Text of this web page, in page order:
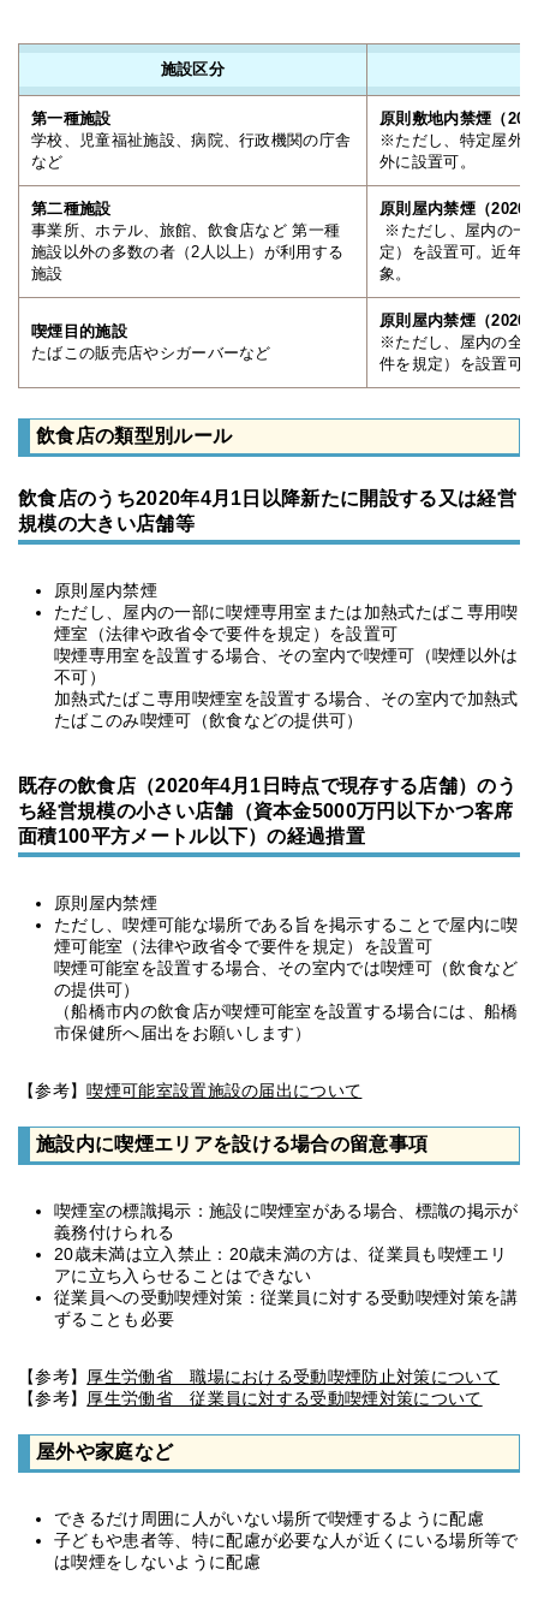
施設区分
第一種施設
学校、児童福祉施設、病院、行政機関の庁舎
など
原則敷地内禁煙（
※ただし、特定屋外
外に設置可。
第二種施設
事業所、ホテル、旅館、飲食店など 第一種
施設以外の多数の者（2人以上）が利用する
施設
原則屋内禁煙（2020
※ただし、屋内の一
定）を設置可。近年
象。
喫煙目的施設
たばこの販売店やシガーバーなど
原則屋内禁煙（2020
※ただし、屋内の全
件を規定）を設置可
飲食店の類型別ルール
飲食店のうち2020年4月1日以降新たに開設する又は経営
規模の大きい店舗等
原則屋内禁煙
ただし、屋内の一部に喫煙専用室または加熱式たばこ専用喫
煙室（法律や政省令で要件を規定）を設置可
喫煙専用室を設置する場合、その室内で喫煙可（喫煙以外は
不可）
加熱式たばこ専用喫煙室を設置する場合、その室内で加熱式
たばこのみ喫煙可（飲食などの提供可）
既存の飲食店（2020年4月1日時点で現存する店舗）のう
ち経営規模の小さい店舗（資本金5000万円以下かつ客席
面積100平方メートル以下）の経過措置
原則屋内禁煙
ただし、喫煙可能な場所である旨を掲示することで屋内に喫
煙可能室（法律や政省令で要件を規定）を設置可
喫煙可能室を設置する場合、その室内では喫煙可（飲食など
の提供可）
（船橋市内の飲食店が喫煙可能室を設置する場合には、船橋
市保健所へ届出をお願いします）
【参考】喫煙可能室設置施設の届出について
施設内に喫煙エリアを設ける場合の留意事項
喫煙室の標識掲示：施設に喫煙室がある場合、標識の掲示が
義務付けられる
20歳未満は立入禁止：20歳未満の方は、従業員も喫煙エリ
アに立ち入らせることはできない
従業員への受動喫煙対策：従業員に対する受動喫煙対策を講
ずることも必要
【参考】 厚生労働省 職場における受動喫煙防止対策について
【参考】 厚生労働省 従業員に対する受動喫煙対策について
屋外や家庭など
できるだけ周囲に人がいない場所で喫煙するように配慮
子どもや患者等、特に配慮が必要な人が近くにいる場所等で
は喫煙をしないように配慮